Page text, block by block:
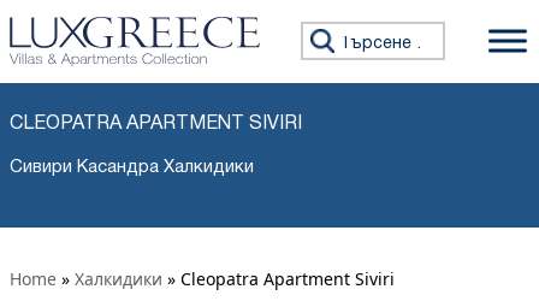
Търсене за:
CLEOPATRA APARTMENT SIVIRI
Сивири Касандра Халкидики
Home » Халкидики » Cleopatra Apartment Siviri